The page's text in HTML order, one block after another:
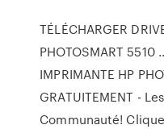
TÉLÉCHARGER
PHOTOSMART 5510
IMPRIMANTE HP
GRATUITEMENT -
Communauté!